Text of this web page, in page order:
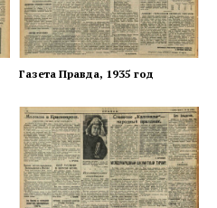
Газета Правда, 1935 год